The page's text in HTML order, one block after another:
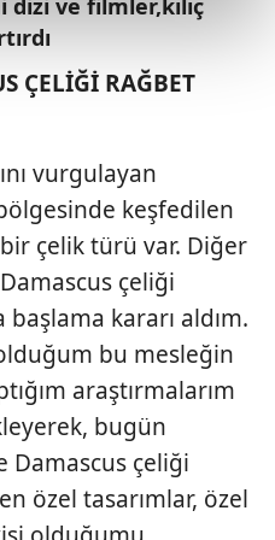
isteriz.
çerezlere izin vermedikleri
için İnternet
kişilere ait çerezler
vasıtasıyla çeşitli kişisel
olan çerezler bilgi
amacıyla
sitemizin daha işlevsel
ve sizlere yönelik
yapılması, amaçlarıyla
kullanılacaktır.
yer alan panel
ilişkin detaylı bilgi
ve filmler,kılıç
ÇELİĞİ RAĞBET
vurgulayan
keşfedilen
çelik türü var. Diğer
çeliği
kararı aldım.
bu mesleğin
araştırmalarım
bugün
Damascus çeliği
özel tasarımlar, özel